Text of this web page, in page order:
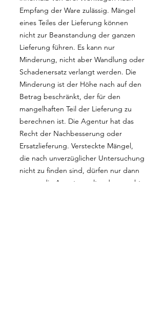
Empfang der Ware zulässig. Mängel
eines Teiles der Lieferung können
nicht zur Beanstandung der ganzen
Lieferung führen. Es kann nur
Minderung, nicht aber Wandlung oder
Schadenersatz verlangt werden. Die
Minderung ist der Höhe nach auf den
Betrag beschränkt, der für den
mangelhaften Teil der Lieferung zu
berechnen ist. Die Agentur hat das
Recht der Nachbesserung oder
Ersatzlieferung. Versteckte Mängel,
die nach unverzüglicher Untersuchung
nicht zu finden sind, dürfen nur dann
gegen die Agentur geltend gemacht